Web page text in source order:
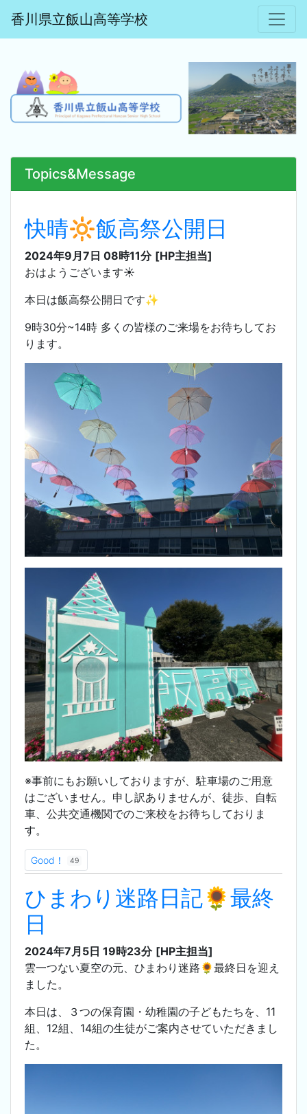
香川県立飯山高等学校
Topics&Message
快晴🔆飯高祭公開日
2024年9月7日 08時11分 [HP主担当]
おはようございます☀
本日は飯高祭公開日です✨️
9時30分~14時 多くの皆様のご来場をお待ちしてお
ります。
※事前にもお願いしておりますが、駐車場のご用意
はございません。申し訳ありませんが、徒歩、自転
車、公共交通機関でのご来校をお待ちしておりま
す。
Good！ 49
ひまわり迷路日記🌻最終
日
2024年7月5日 19時23分 [HP主担当]
雲一つない夏空の元、ひまわり迷路🌻最終日を迎え
ました。
本日は、３つの保育園・幼稚園の子どもたちを、11
組、12組、14組の生徒がご案内させていただきまし
た。